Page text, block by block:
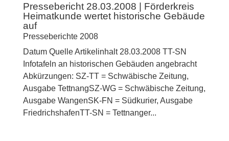
Pressebericht 28.03.2008 | Förderkreis
Heimatkunde wertet historische Gebäude
auf
Presseberichte 2008
Datum Quelle Artikelinhalt 28.03.2008 TT-SN
Infotafeln an historischen Gebäuden angebracht
Abkürzungen: SZ-TT = Schwäbische Zeitung,
Ausgabe TettnangSZ-WG = Schwäbische Zeitung,
Ausgabe WangenSK-FN = Südkurier, Ausgabe
FriedrichshafenTT-SN = Tettnanger...